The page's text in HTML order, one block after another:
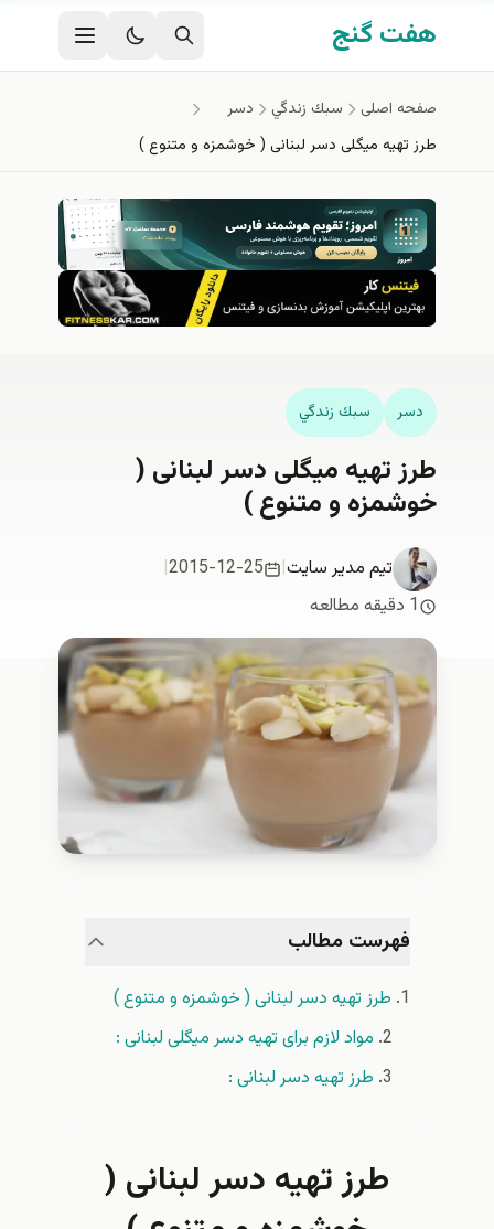
رفتن به محتوای اصلی
هفت گنج
صفحه اصلی سبك زندگي
دسر
طرز تهیه میگلی دسر لبنانی ( خوشمزه و متنوع )
دسر سبك زندگي
طرز تهیه میگلی دسر لبنانی (
خوشمزه و متنوع )
تیم مدیر سایت|
2015-12-25
|
1 دقیقه مطالعه
فهرست مطالب
طرز تهیه دسر لبنانی ( خوشمزه و متنوع )
مواد لازم برای تهیه دسر میگلی لبنانی :
طرز تهیه دسر لبنانی :
طرز تهیه دسر لبنانی (